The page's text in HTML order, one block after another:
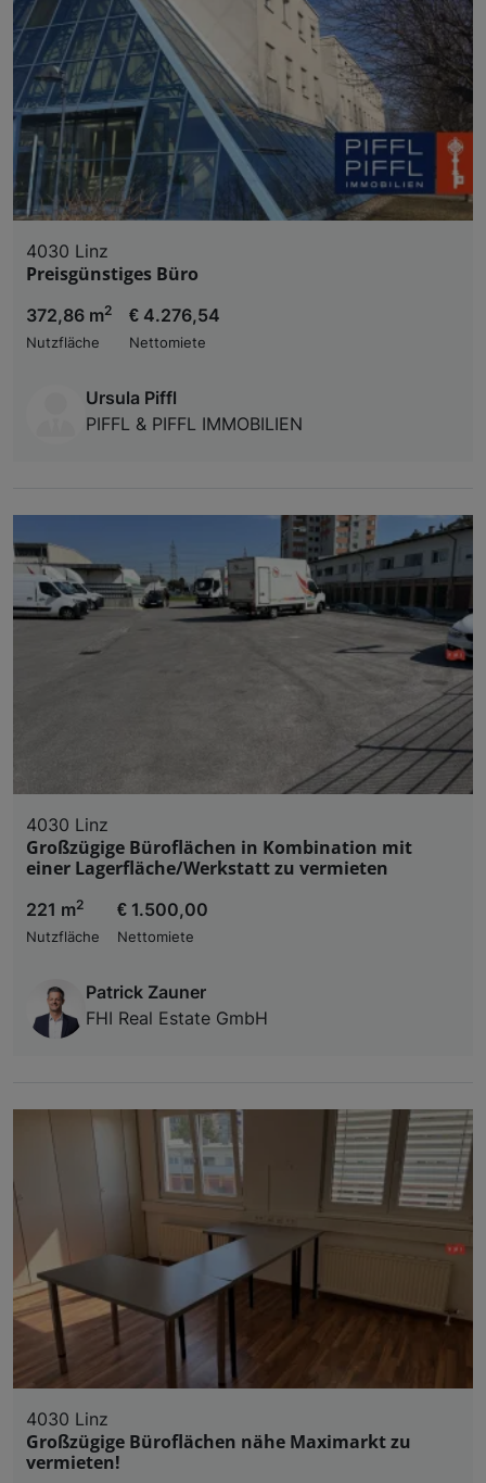
4030 Linz
Preisgünstiges Büro
372,86 m2
Nutzfläche
€ 4.276,54
Nettomiete
Ursula Piffl
PIFFL & PIFFL IMMOBILIEN
4030 Linz
Großzügige Büroflächen in Kombination mit
einer Lagerfläche/Werkstatt zu vermieten
221 m2
Nutzfläche
€ 1.500,00
Nettomiete
Patrick Zauner
FHI Real Estate GmbH
4030 Linz
Großzügige Büroflächen nähe Maximarkt zu
vermieten!